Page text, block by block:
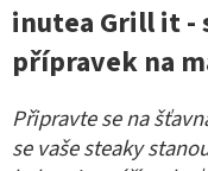
inutea Grill it -
přípravek na
Připravte se na
se vaše steaky